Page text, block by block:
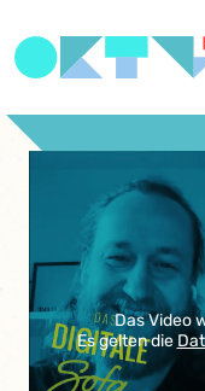
Das Video
Es gelten die